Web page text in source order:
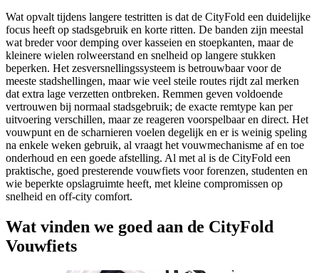
Wat opvalt tijdens langere testritten is dat de CityFold een duidelijke
focus heeft op stadsgebruik en korte ritten. De banden zijn meestal
wat breder voor demping over kasseien en stoepkanten, maar de
kleinere wielen rolweerstand en snelheid op langere stukken
beperken. Het zesversnellingssysteem is betrouwbaar voor de
meeste stadshellingen, maar wie veel steile routes rijdt zal merken
dat extra lage verzetten ontbreken. Remmen geven voldoende
vertrouwen bij normaal stadsgebruik; de exacte remtype kan per
uitvoering verschillen, maar ze reageren voorspelbaar en direct. Het
vouwpunt en de scharnieren voelen degelijk en er is weinig speling
na enkele weken gebruik, al vraagt het vouwmechanisme af en toe
onderhoud en een goede afstelling. Al met al is de CityFold een
praktische, goed presterende vouwfiets voor forenzen, studenten en
wie beperkte opslagruimte heeft, met kleine compromissen op
snelheid en off-city comfort.
Wat vinden we goed aan de CityFold
Vouwfiets